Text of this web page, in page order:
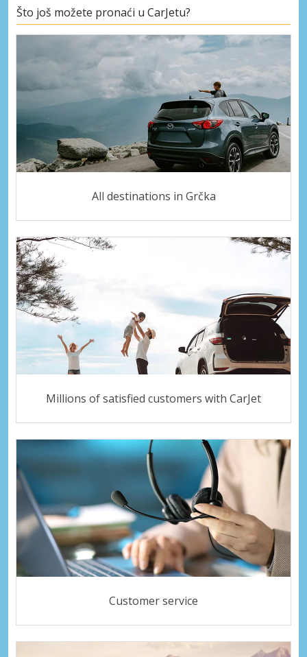
Što još možete pronaći u CarJetu?
All destinations in Grčka
Millions of satisfied customers with CarJet
Customer service